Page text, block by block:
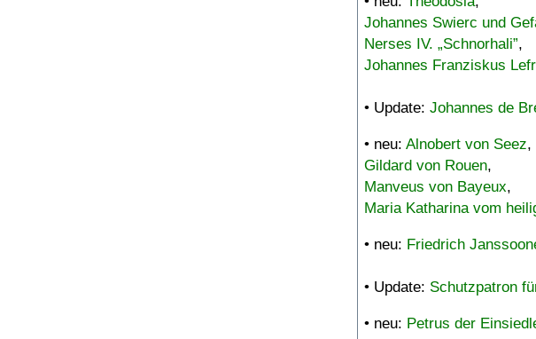
Johannes Swierc und
Nerses IV. „Schnorhali”,
Johannes Franziskus
• Update: Johannes de
• neu: Alnobert von Seez,
Gildard von Rouen,
Manveus von Bayeux,
Maria Katharina vom
• neu: Friedrich
• Update: Schutzpatron
• neu: Petrus der